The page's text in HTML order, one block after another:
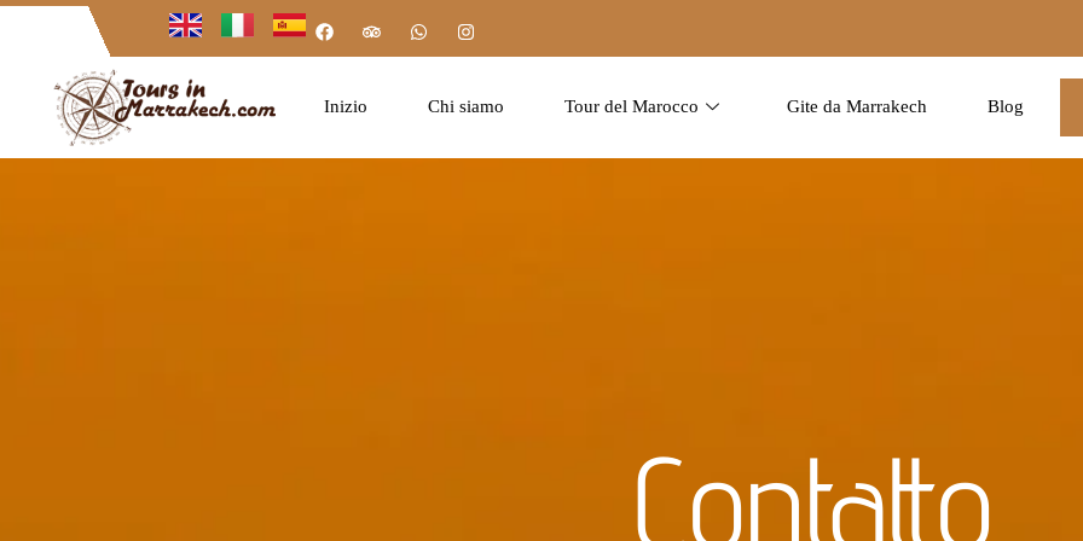
Inizio Chi siamo Tour del Marocco Gite da Marrakech Blog
Contatto